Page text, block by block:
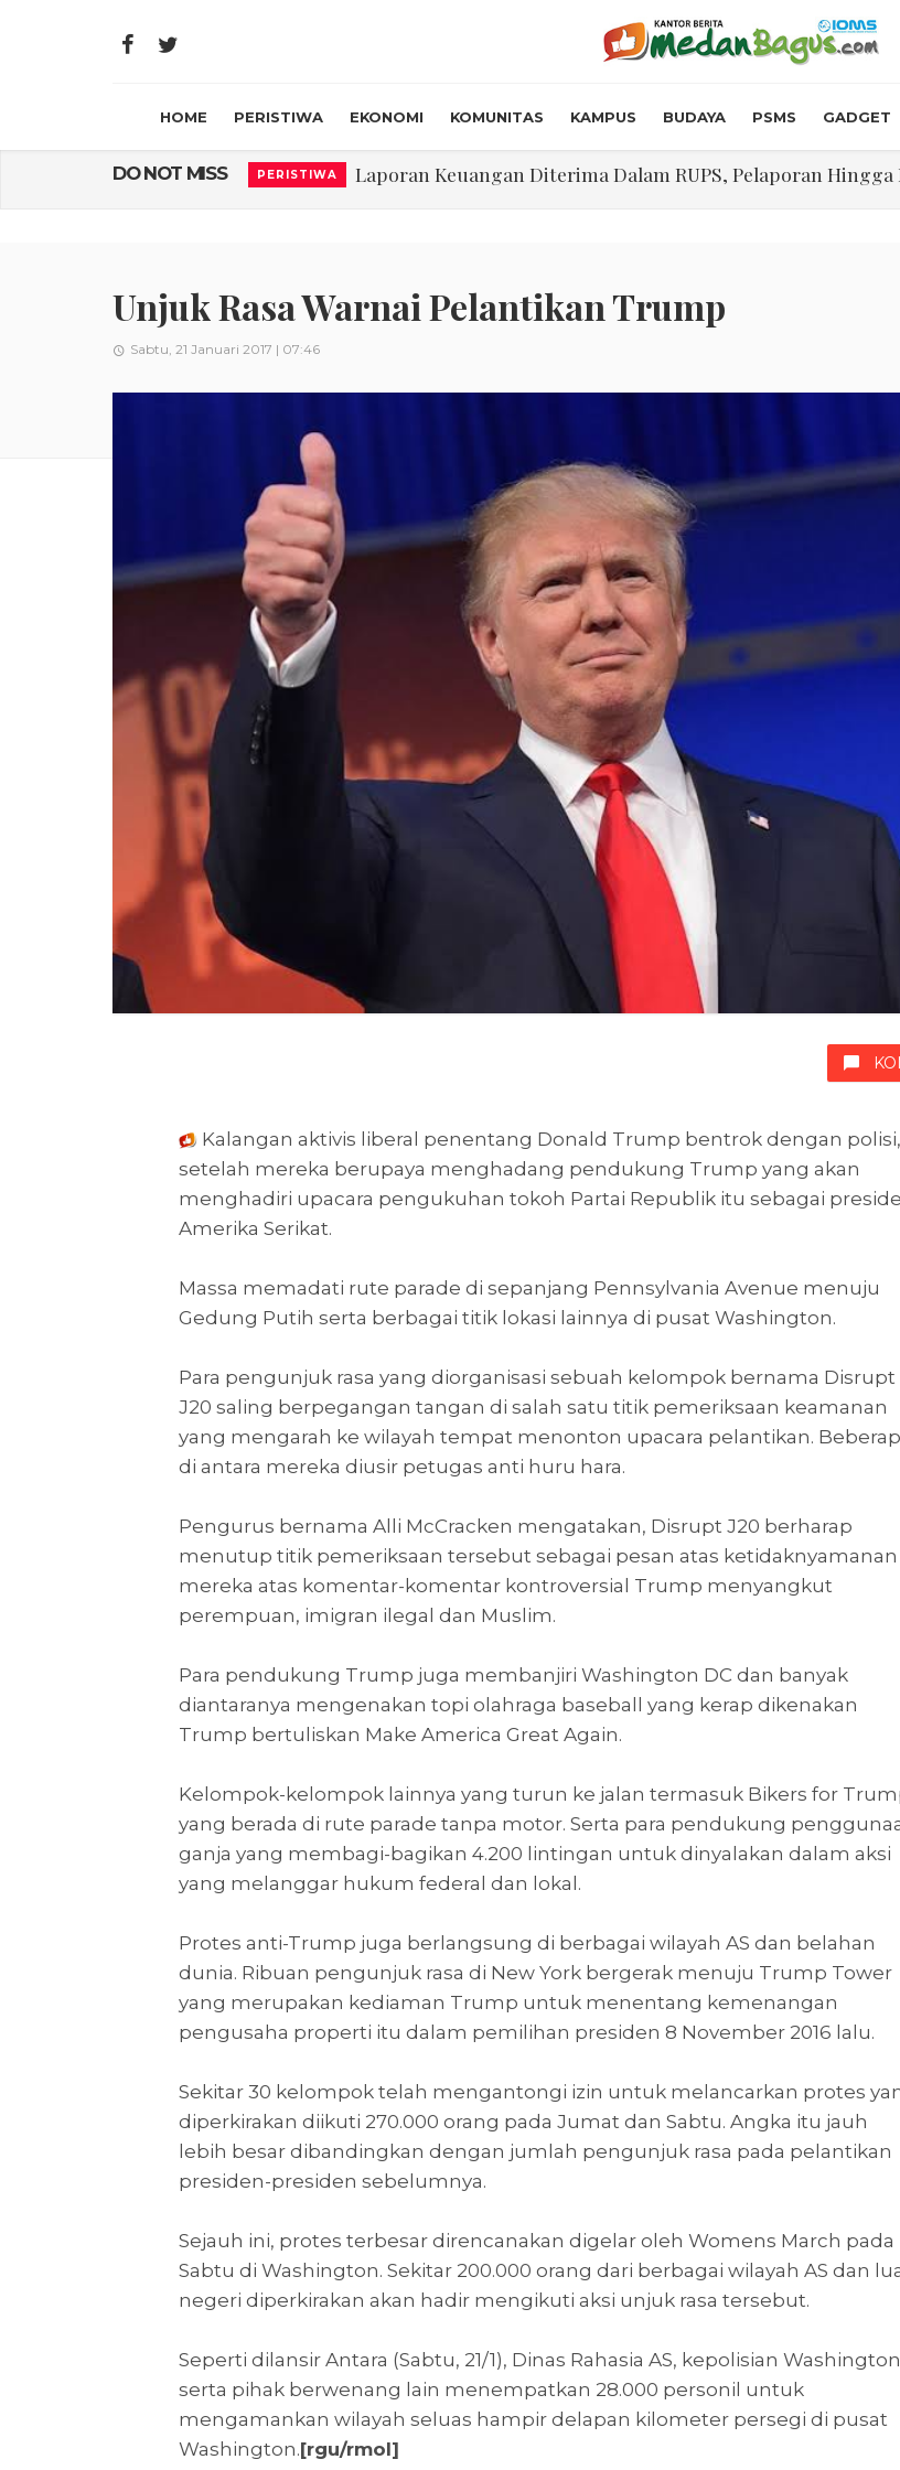
HOME PERISTIWA EKONOMI KOMUNITAS KAMPUS BUDAYA PSMS GADGET
DO NOT MISS PERISTIWA Laporan Keuangan Diterima Dalam RUPS, Pelaporan Hingga
Bawa Sensasi “Monstrous Gulp!” Burger Favorit MOGUL Hadir
EKONOMI Emas Naik Diatas $5.200 Per Ons, IHSG Dibuka Di Zona Hijau
USU Gelar Pengabdian "Hidroponik Green Recovery" bagi Eks-
Unjuk Rasa Warnai Pelantikan Trump
Sabtu, 21 Januari 2017 | 07:46
Kalangan aktivis liberal penentang Donald Trump bentrok dengan polisi,
setelah mereka berupaya menghadang pendukung Trump yang akan
menghadiri upacara pengukuhan tokoh Partai Republik itu sebagai
Amerika Serikat.
Massa memadati rute parade di sepanjang Pennsylvania Avenue menuju
Gedung Putih serta berbagai titik lokasi lainnya di pusat Washington.
Para pengunjuk rasa yang diorganisasi sebuah kelompok bernama Disrupt
J20 saling berpegangan tangan di salah satu titik pemeriksaan keamanan
yang mengarah ke wilayah tempat menonton upacara pelantikan.
di antara mereka diusir petugas anti huru hara.
Pengurus bernama Alli McCracken mengatakan, Disrupt J20 berharap
menutup titik pemeriksaan tersebut sebagai pesan atas ketidaknyamanan
mereka atas komentar-komentar kontroversial Trump menyangkut
perempuan, imigran ilegal dan Muslim.
Para pendukung Trump juga membanjiri Washington DC dan banyak
diantaranya mengenakan topi olahraga baseball yang kerap dikenakan
Trump bertuliskan Make America Great Again.
Kelompok-kelompok lainnya yang turun ke jalan termasuk Bikers for
yang berada di rute parade tanpa motor. Serta para pendukung
ganja yang membagi-bagikan 4.200 lintingan untuk dinyalakan dalam aksi
yang melanggar hukum federal dan lokal.
Protes anti-Trump juga berlangsung di berbagai wilayah AS dan belahan
dunia. Ribuan pengunjuk rasa di New York bergerak menuju Trump Tower
yang merupakan kediaman Trump untuk menentang kemenangan
pengusaha properti itu dalam pemilihan presiden 8 November 2016 lalu.
Sekitar 30 kelompok telah mengantongi izin untuk melancarkan protes
diperkirakan diikuti 270.000 orang pada Jumat dan Sabtu. Angka itu jauh
lebih besar dibandingkan dengan jumlah pengunjuk rasa pada pelantikan
presiden-presiden sebelumnya.
Sejauh ini, protes terbesar direncanakan digelar oleh Womens March pada
Sabtu di Washington. Sekitar 200.000 orang dari berbagai wilayah AS dan
negeri diperkirakan akan hadir mengikuti aksi unjuk rasa tersebut.
Seperti dilansir Antara (Sabtu, 21/1), Dinas Rahasia AS, kepolisian Washington
serta pihak berwenang lain menempatkan 28.000 personil untuk
mengamankan wilayah seluas hampir delapan kilometer persegi di pusat
Washington.[rgu/rmol]